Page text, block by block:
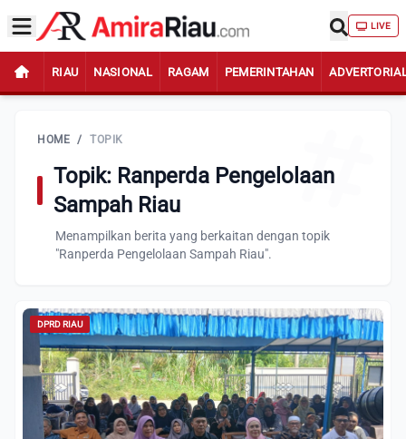
LIVE
RIAU NASIONAL RAGAM PEMERINTAHAN
HOME / TOPIK
Topik: Ranperda Pengelolaan
Sampah Riau
Menampilkan berita yang berkaitan dengan topik
"Ranperda Pengelolaan Sampah Riau".
DPRD RIAU